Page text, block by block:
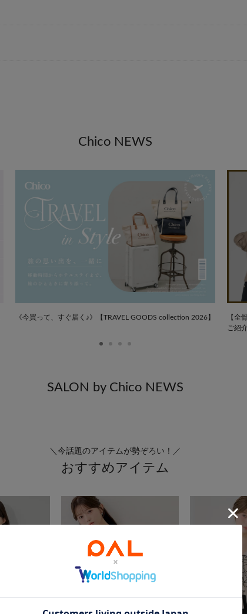
Chico NEWS
《今買って、すぐ届く♪》【TRAVEL GOODS collection 2026】
【全
ご紹
SALON by Chico NEWS
＼今話題のアイテムが勢ぞろい！／
おすすめアイテム